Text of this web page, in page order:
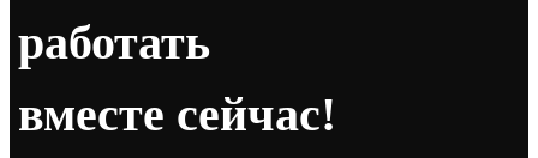
работать
вместе сейчас!